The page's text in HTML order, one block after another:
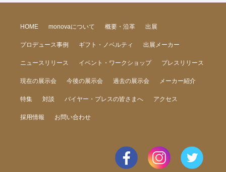
HOME monovaについて 概要・沿革 出展
プロデュース事例 ギフト・ノベルティ 出展メーカー
ニュースリリース イベント・ワークショップ プレスリリース
現在の展示会 今後の展示会 過去の展示会 メーカー紹介
特集 対談 バイヤー・プレスの皆さまへ アクセス
採用情報 お問い合わせ